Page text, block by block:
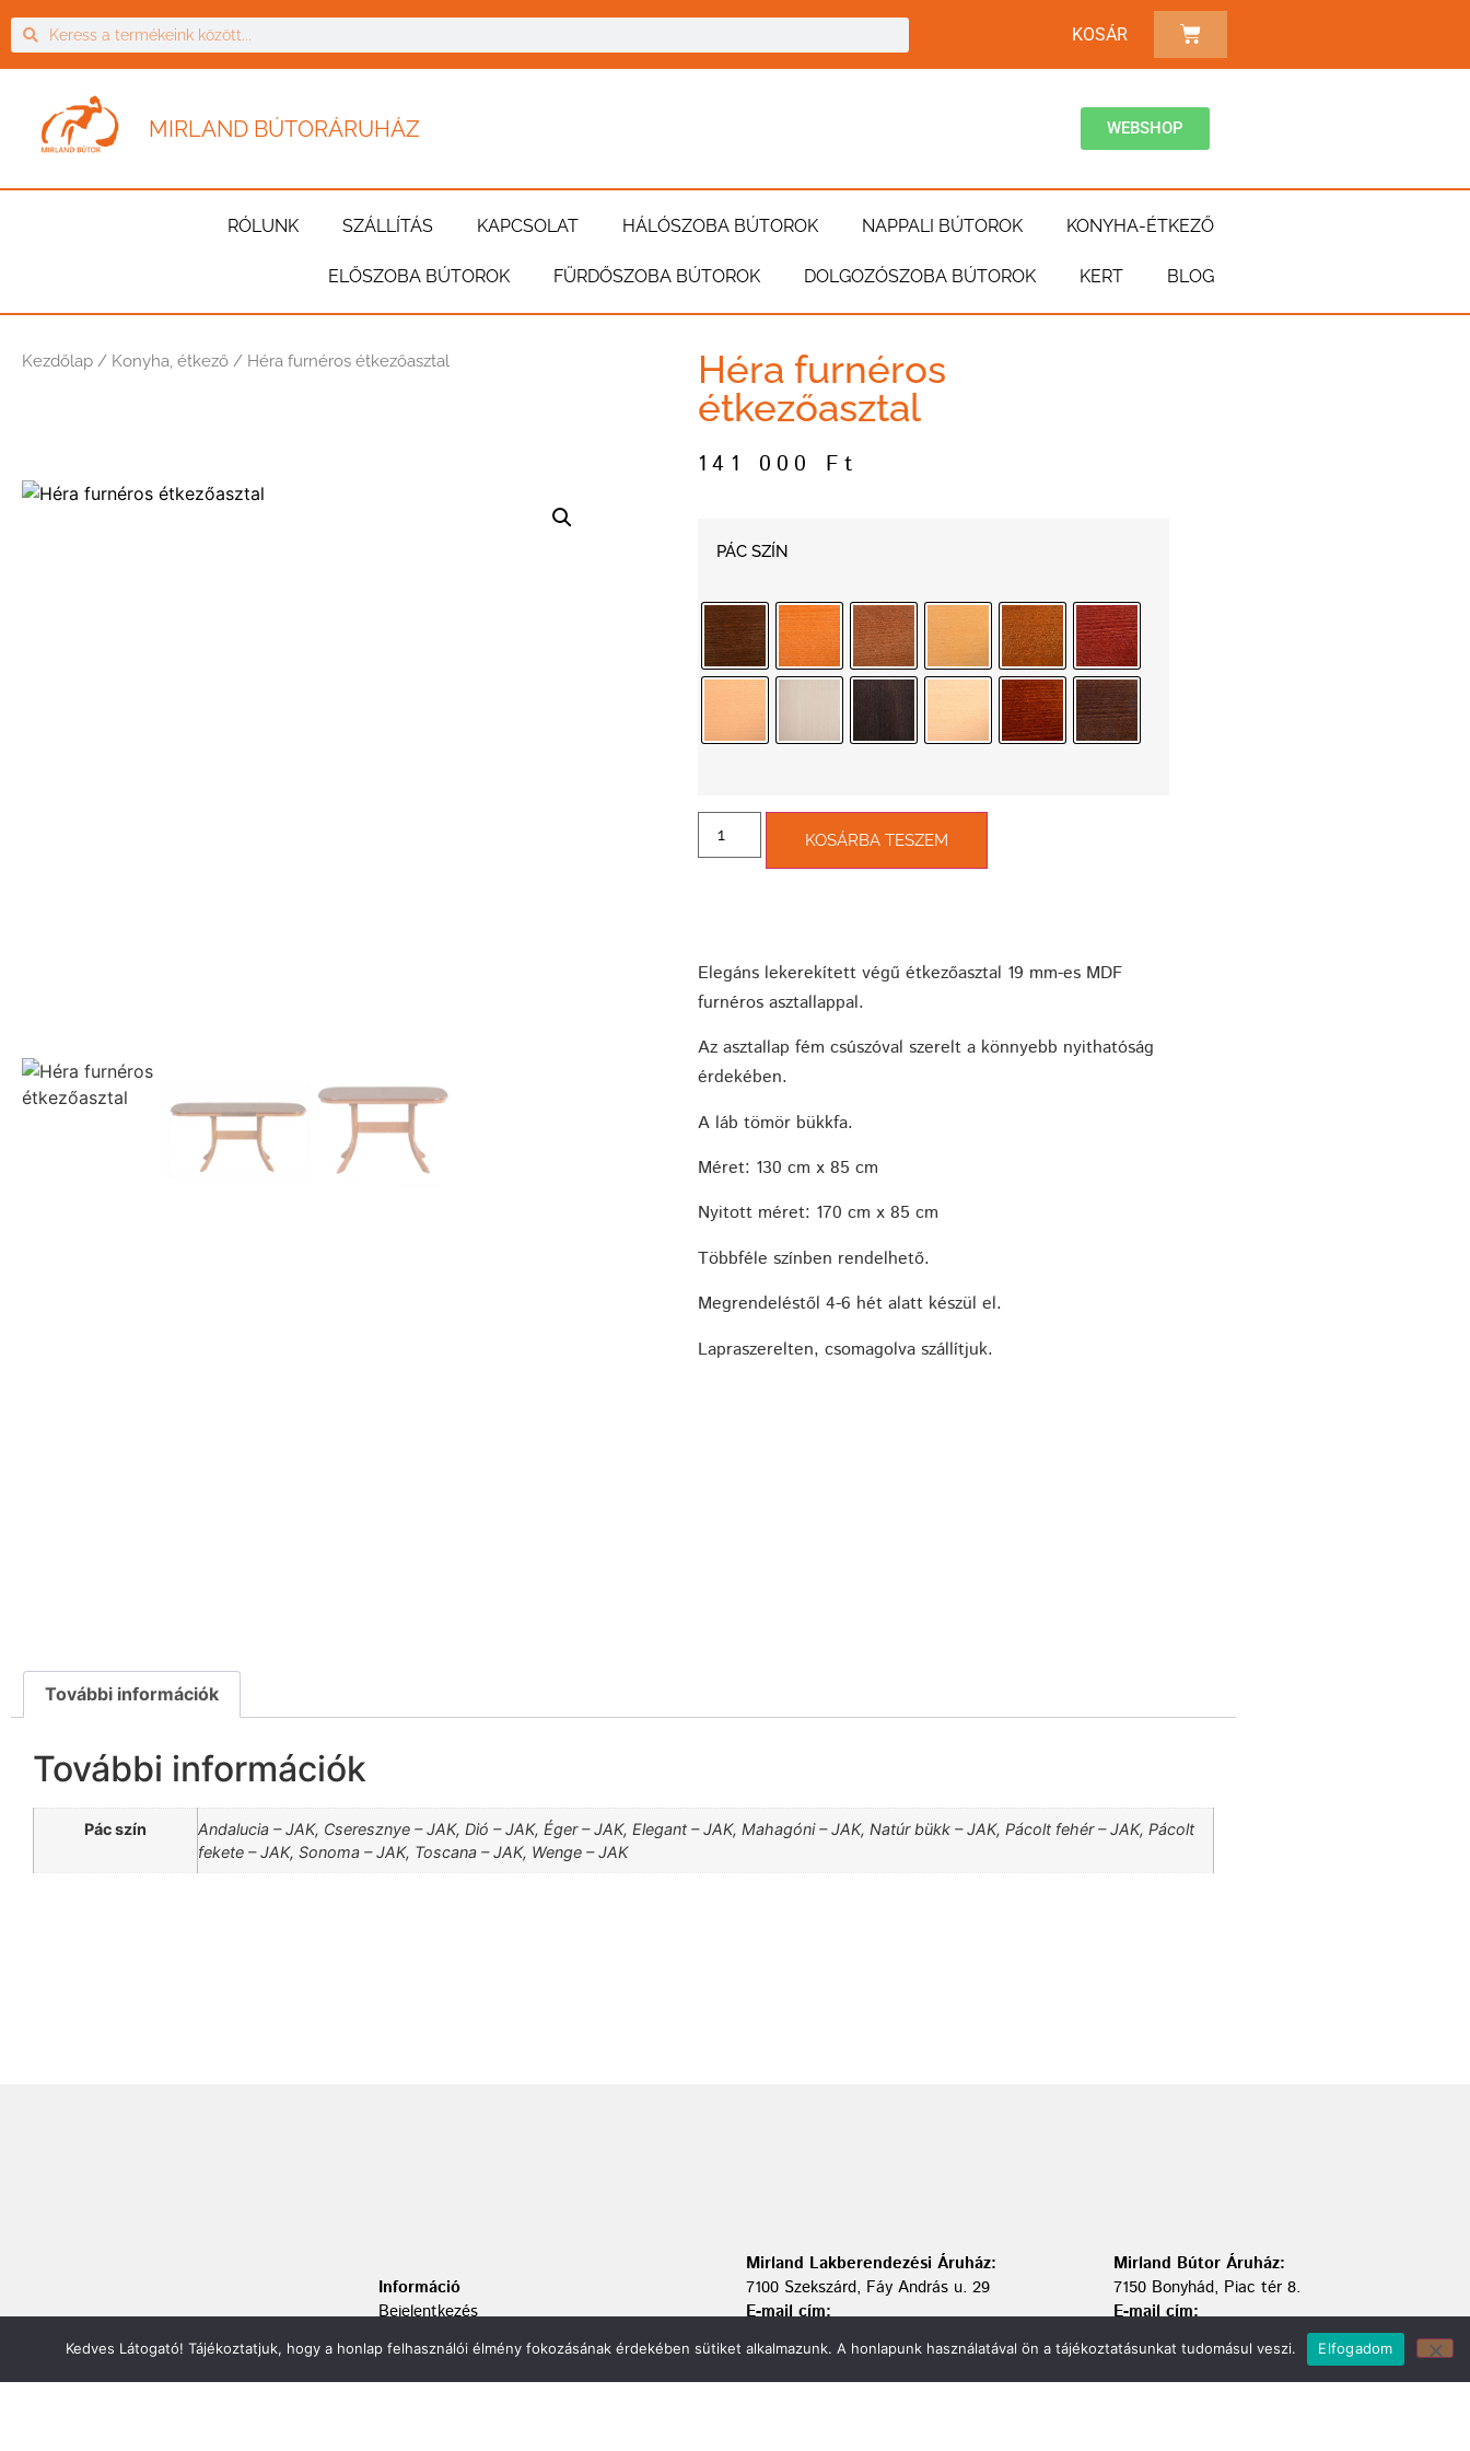
KOSÁR
MIRLAND BÚTORÁRUHÁZ WEBSHOP
RÓLUNK SZÁLLÍTÁS KAPCSOLAT HÁLÓSZOBA BÚTOROK NAPPALI BÚTOROK KONYHA-ÉTKEZŐ
ELŐSZOBA BÚTOROK FÜRDŐSZOBA BÚTOROK DOLGOZÓSZOBA BÚTOROK KERT BLOG
Kezdőlap / Konyha, étkező / Héra furnéros étkezőasztal
Héra furnéros
étkezőasztal
141 000 Ft
PÁC SZÍN
KOSÁRBA TESZEM
Elegáns lekerekített végű étkezőasztal 19 mm-es MDF
furnéros asztallappal.
Az asztallap fém csúszóval szerelt a könnyebb nyithatóság
érdekében.
A láb tömör bükkfa.
Méret: 130 cm x 85 cm
Nyitott méret: 170 cm x 85 cm
Többféle színben rendelhető.
Megrendeléstől 4-6 hét alatt készül el.
Lapraszerelten, csomagolva szállítjuk.
További információk
További információk
Pác szín
Andalucia – JAK, Cseresznye – JAK, Dió – JAK, Éger – JAK, Elegant – JAK, Mahagóni – JAK, Natúr bükk – JAK, Pácolt fehér – JAK, Pácolt
fekete – JAK, Sonoma – JAK, Toscana – JAK, Wenge – JAK
Információ
Bejelentkezés
Adatvédelem
ÁSZF
Mirland Lakberendezési Áruház:
7100 Szekszárd, Fáy András u. 29
E-mail cím:
Nyitvatartás:
H-P 9-17:30 Sz: 9-12
Mirland Bútor Áruház:
7150 Bonyhád, Piac tér 8.
E-mail cím:
Nyitvatartás:
H-CS 9-17 P 8-17 Sz: 9-12 Ebédszünet: 12-13
Kedves Látogató! Tájékoztatjuk, hogy a honlap felhasználói élmény fokozásának érdekében sütiket alkalmazunk. A honlapunk használatával ön a tájékoztatásunkat tudomásul veszi. Elfogadom